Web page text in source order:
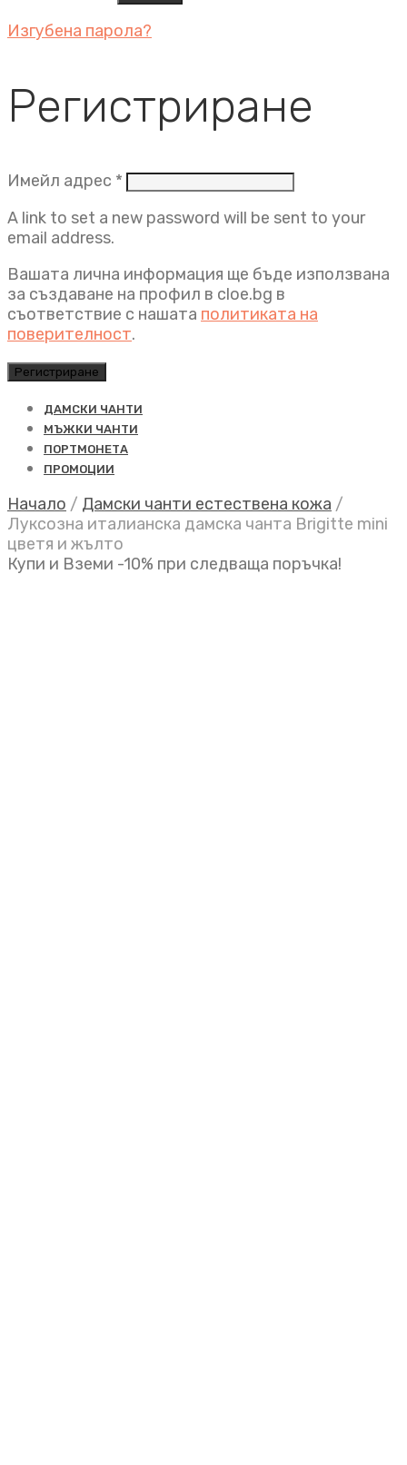
Изгубена парола?
Регистриране
Имейл адрес * Задължително
A link to set a new password will be sent to your
email address.
Вашата лична информация ще бъде използвана
за създаване на профил в cloe.bg в
съответствие с нашата политиката на
поверителност.
Регистриране
ДАМСКИ ЧАНТИ
МЪЖКИ ЧАНТИ
ПОРТМОНЕТА
ПРОМОЦИИ
Начало / Дамски чанти естествена кожа /
Луксозна италианска дамска чанта Brigitte mini
цветя и жълто
Купи и Вземи -10% при следваща поръчка!